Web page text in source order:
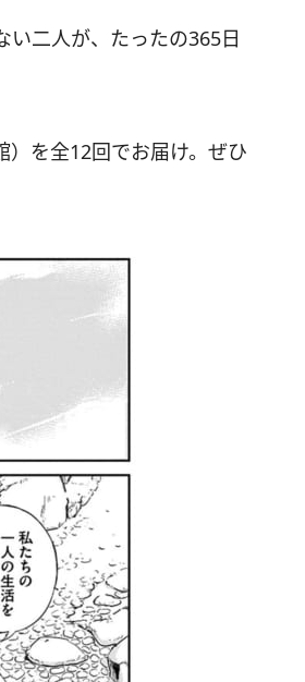
い二人が、たったの365日
）を全12回でお届け。ぜひ